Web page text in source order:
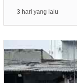
3 hari yang lalu